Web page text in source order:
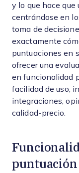
y lo que hace que
centrándose en
toma de
exactamente
puntuaciones en
ofrecer una
en funcionalidad
facilidad de uso,
integraciones,
calidad-precio.